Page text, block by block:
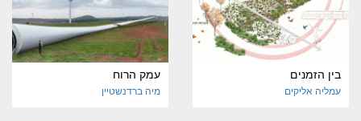
בין הזמנים
עמליה אליקים
עמק הרוח
מיה ברדנשטיין